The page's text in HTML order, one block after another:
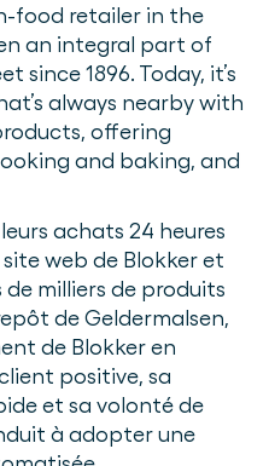
food retailer in the
an integral part of
since 1896. Today, it’s
always nearby with
offering
and baking, and
achats 24 heures
site web de Blokker et
milliers de produits
de Geldermalsen,
de Blokker en
positive, sa
et sa volonté de
à adopter une